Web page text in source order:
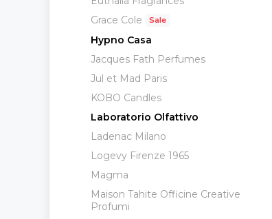
Grace Cole
Hypno Casa
Jacques Fath Perfumes
Jul et Mad Paris
KOBO Candles
Laboratorio Olfattivo
Ladenac Milano
Logevy Firenze 1965
Magma
Maison Tahite Officine Creative
Profumi